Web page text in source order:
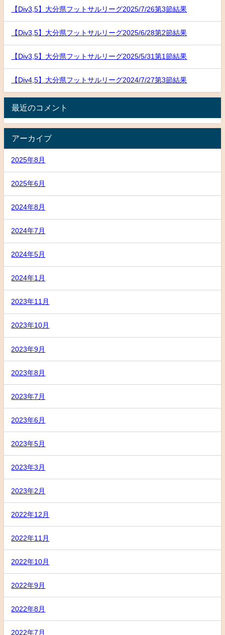
【Div3,5】大分県フットサルリーグ2025/7/26第3節結果
【Div3,5】大分県フットサルリーグ2025/6/28第2節結果
【Div3,5】大分県フットサルリーグ2025/5/31第1節結果
【Div4,5】大分県フットサルリーグ2024/7/27第3節結果
最近のコメント
アーカイブ
2025年8月
2025年6月
2024年8月
2024年7月
2024年5月
2024年1月
2023年11月
2023年10月
2023年9月
2023年8月
2023年7月
2023年6月
2023年5月
2023年3月
2023年2月
2022年12月
2022年11月
2022年10月
2022年9月
2022年8月
2022年7月